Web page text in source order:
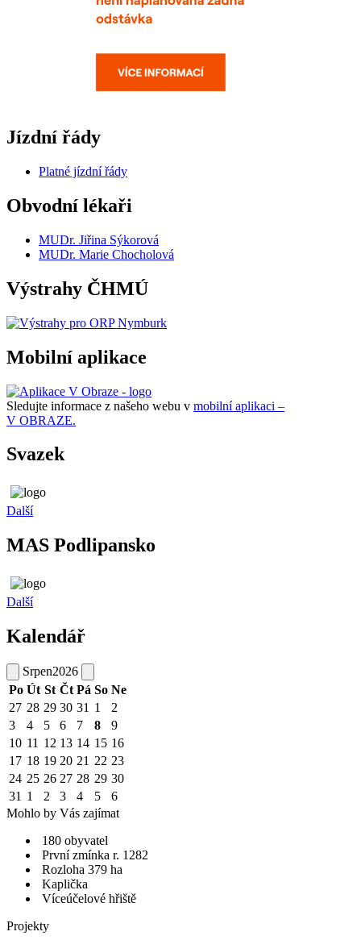
Jízdní řády
Platné jízdní řády
Obvodní lékaři
MUDr. Jiřina Sýkorová
MUDr. Marie Chocholová
Výstrahy ČHMÚ
Mobilní aplikace
Sledujte informace z našeho webu v mobilní aplikaci –
V OBRAZE.
Svazek
Další
MAS Podlipansko
Další
Kalendář
Srpen2026
Po Út St Čt Pá So Ne
27 28 29 30 31 1
2
3
4 5 6 7 8
9
10 11 12 13 14 15 16
17 18 19 20 21 22 23
24 25 26 27 28 29 30
31 1 2 3 4 5
6
Mohlo by Vás zajímat
180 obyvatel
První zmínka r. 1282
Rozloha 379 ha
Kaplička
Víceúčelové hřiště
Projekty